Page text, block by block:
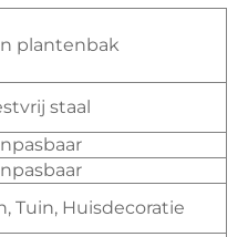
plantenbak
staal
Tuin, Huisdecoratie